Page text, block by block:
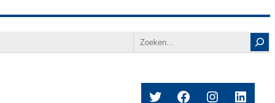
Search
TwitterFacebookInstagram